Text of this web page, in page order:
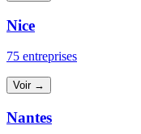
Nice
75 entreprises
Voir →
Nantes